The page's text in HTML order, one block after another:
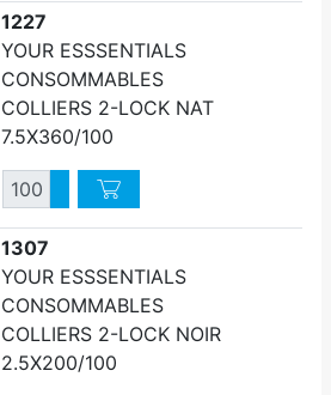
1227
YOUR ESSSENTIALS
CONSOMMABLES
COLLIERS 2-LOCK NAT
7.5X360/100
QuantitéAugmenter quantité
Diminuer quantité
1307
YOUR ESSSENTIALS
CONSOMMABLES
COLLIERS 2-LOCK NOIR
2.5X200/100